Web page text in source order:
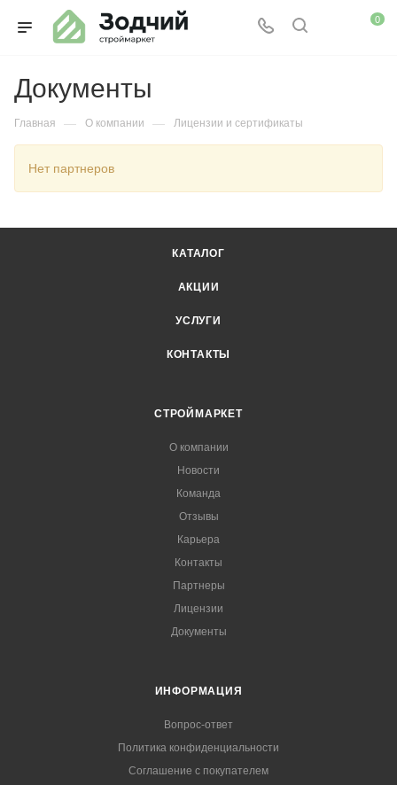
0
Документы
Главная — О компании — Лицензии и сертификаты
Нет партнеров
КАТАЛОГ
АКЦИИ
УСЛУГИ
КОНТАКТЫ
СТРОЙМАРКЕТ
О компании
Новости
Команда
Отзывы
Карьера
Контакты
Партнеры
Лицензии
Документы
ИНФОРМАЦИЯ
Вопрос-ответ
Политика конфиденциальности
Соглашение с покупателем